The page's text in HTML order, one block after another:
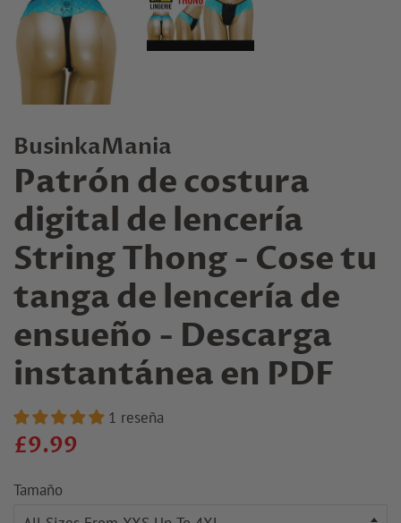
BusinkaMania
Patrón de costura
digital de lencería
String Thong - Cose tu
tanga de lencería de
ensueño - Descarga
instantánea en PDF
1 reseña
Precio
£9.99
Tamaño